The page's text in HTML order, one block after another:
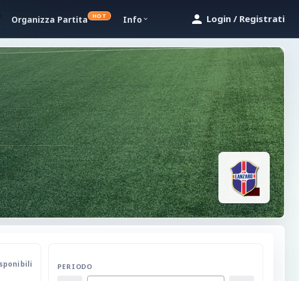
Organizza Partita HOT Info Login / Registrati
PERIODO